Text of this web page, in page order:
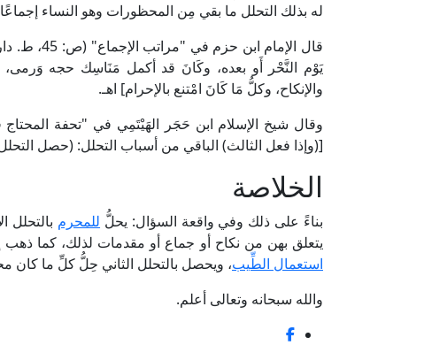
له بذلك التحلل ما بقي مِن المحظورات وهو النساء
قال
يَوْم النَّحْر أَو بعده، وكَانَ قد أكمل مَنَاسِك حجه وَرمى،
والإنكاح، وكلُّ مَا كَانَ امْتنع بالإحرام] اهـ.
[(وإذا فعل الثالث) الباقي من أسباب التحلل: (حصل
الخلاصة
بناءً على ذلك وفي واقعة السؤال: يحلُّ للمحرم
يتعلق بهن من نكاح أو جماع أو مقدمات لذلك، كما ذهب
استعمال الطِّيب، ويحصل بالتحلل الثاني حِلُّ كلِّ ما كان
والله سبحانه وتعالى أعلم.